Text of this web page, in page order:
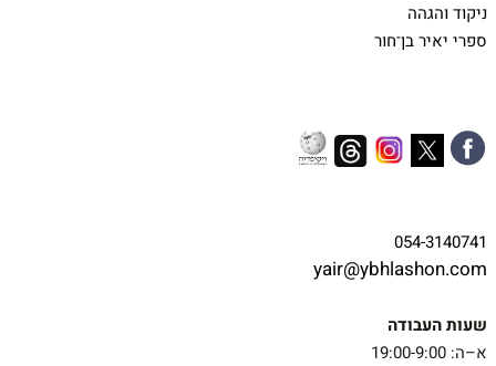
ניקוד והגהה
ספרי יאיר בן־חור
054-3140741
yair@ybhlashon.com
שעות העבודה
א–ה: 19:00-9:00